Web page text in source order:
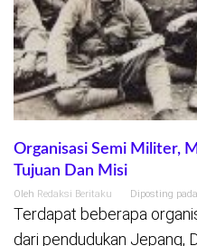
Organisasi Semi Militer,
Tujuan Dan Misi
Oleh Redaksi Beritaku Diposting pada
Terdapat beberapa
dari pendudukan Jepang,